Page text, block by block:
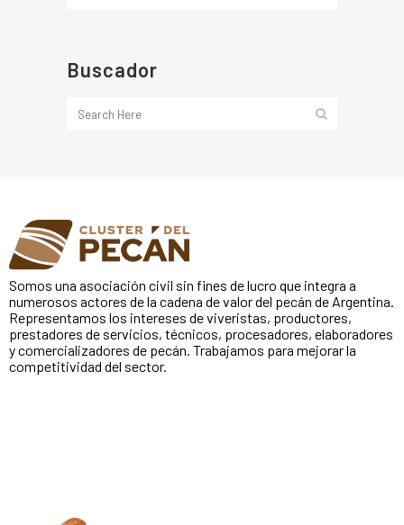
Buscador
Somos una asociación civil sin fines de lucro que integra a
numerosos actores de la cadena de valor del pecán de Argentina.
Representamos los intereses de viveristas, productores,
prestadores de servicios, técnicos, procesadores, elaboradores
y comercializadores de pecán. Trabajamos para mejorar la
competitividad del sector.